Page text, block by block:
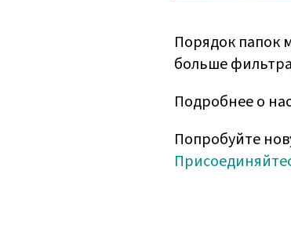
Порядок папок
больше
Подробнее о
Попробуйте